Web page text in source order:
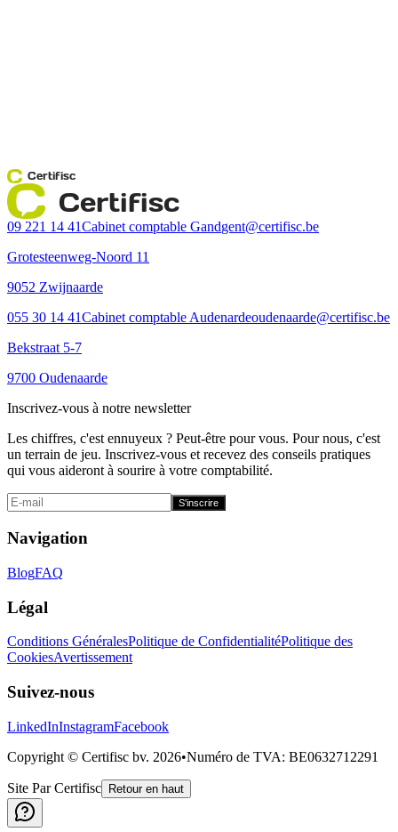
Certifisc
Certifisc
09 221 14 41Cabinet comptable Gandgent@certifisc.be
Grotesteenweg-Noord 11
9052 Zwijnaarde
055 30 14 41Cabinet comptable Audenardeoudenaarde@certifisc.be
Bekstraat 5-7
9700 Oudenaarde
Inscrivez-vous à notre newsletter
Les chiffres, c'est ennuyeux ? Peut-être pour vous. Pour nous, c'est
un terrain de jeu. Inscrivez-vous et recevez des conseils pratiques
qui vous aideront à sourire à votre comptabilité.
S'inscrire
Navigation
BlogFAQ
Légal
Conditions GénéralesPolitique de ConfidentialitéPolitique des
CookiesAvertissement
Suivez-nous
LinkedInInstagramFacebook
Copyright © Certifisc bv. 2026•Numéro de TVA: BE0632712291
Site Par Certifisc Retour en haut